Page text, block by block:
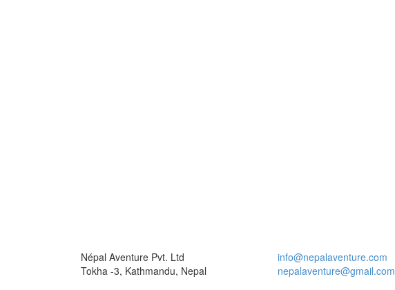
Népal Aventure Pvt. Ltd
Tokha -3, Kathmandu, Nepal
info@nepalaventure.com
nepalaventure@gmail.com